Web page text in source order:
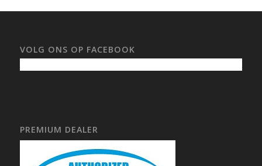
VOLG ONS OP FACEBOOK
PREMIUM DEALER